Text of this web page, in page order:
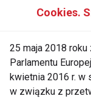
problemy z
drażliwość,
bóle głowy,
napięcie
Cookies.
25 maja 2018
Parlamentu
kwietnia 2016 r. w
w związku z